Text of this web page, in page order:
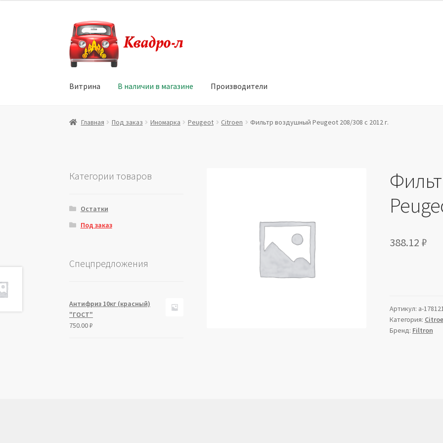
Перейти
к
навигации
Перейти
к
содержимому
Витрина В наличии в магазине Производители
Главная Витрина Мой аккаунт Политика в отношении обработки персональных данных Производители
Главная Под заказ Иномарка Peugeot Citroen Фильтр воздушный Peugeot 208/308 с 2012 г.
388.12 ₽
Артикул: a-
Категория:
Бренд: Filtron
Категории товаров
Остатки
Под заказ
Спецпредложения
Антифриз 10кг (красный)
"ГОСТ"
750.00₽